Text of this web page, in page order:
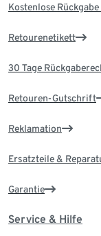
Kostenlose
Retourenetikett
30 Tage
Retouren-Gutschrift
Reklamation
Ersatzteile &
Garantie
Service & Hilfe